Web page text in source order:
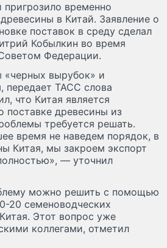
временно
в Китай. Заявление о
поставок в среду сделал
Кобылкин во время
Федерации.
вырубок» и
передает ТАСС слова
что Китая является
древесины из
требуется решать.
время не наведем порядок, в
Китая, мы закроем экспорт
— уточнил
можно решить с помощью
20 семеноводческих
Этот вопрос уже
коллегами, отметил